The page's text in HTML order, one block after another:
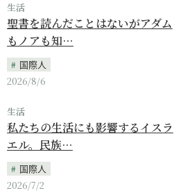
生活
聖書を読んだことはないがアダム
もノアも知…
国際人
2026/8/6
生活
私たちの生活にも影響するイスラ
エル。民族…
国際人
2026/7/2